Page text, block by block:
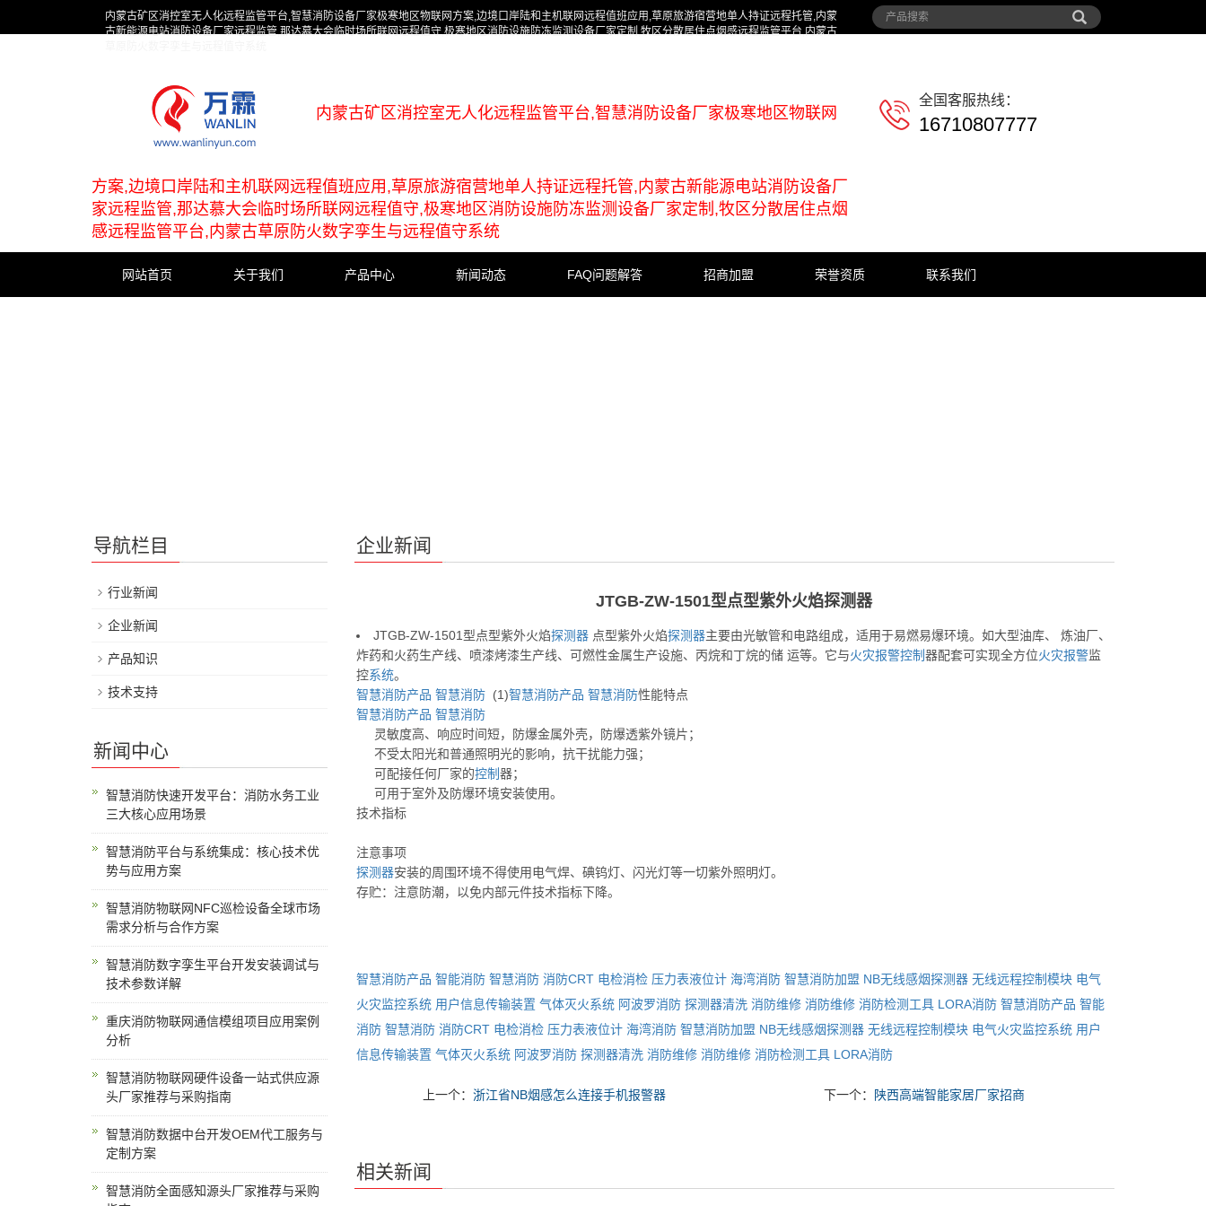
内蒙古矿区消控室无人化远程监管平台,智慧消防设备厂家极寒地区物联网方案,边境口岸陆和主机联网远程值班应用,草原旅游宿营地单人持证远程托管,内蒙
古新能源电站消防设备厂家远程监管,那达慕大会临时场所联网远程值守,极寒地区消防设施防冻监测设备厂家定制,牧区分散居住点烟感远程监管平台,内蒙古
内蒙古矿区消控室无人化远程监管平台,智慧消防设备厂家极寒地区物联网
方案,边境口岸陆和主机联网远程值班应用,草原旅游宿营地单人持证远程托管,内蒙古新能源电站消防设备厂
家远程监管,那达慕大会临时场所联网远程值守,极寒地区消防设施防冻监测设备厂家定制,牧区分散居住点烟
感远程监管平台,内蒙古草原防火数字孪生与远程值守系统
全国客服热线：
16710807777
网站首页 关于我们 产品中心 新闻动态 FAQ问题解答 招商加盟 荣誉资质 联系我们
企业新闻
JTGB-ZW-1501型点型紫外火焰探测器
JTGB-ZW-1501型点型紫外火焰探测器点型紫外火焰探测器主要由光敏管和电路组成，适用于易燃易爆环境。如大型油库、 炼油厂、
炸药和火药生产线、喷漆烤漆生产线、可燃性金属生产设施、丙烷和丁烷的储 运等。它与火灾报警控制器配套可实现全方位火灾报警监
控系统。
智慧消防产品 智慧消防(1)智慧消防产品 智慧消防性能特点
智慧消防产品 智慧消防
灵敏度高、响应时间短，防爆金属外壳，防爆透紫外镜片；
不受太阳光和普通照明光的影响，抗干扰能力强；
可配接任何厂家的控制器；
可用于室外及防爆环境安装使用。
技术指标
注意事项
探测器安装的周围环境不得使用电气焊、碘钨灯、闪光灯等一切紫外照明灯。
存贮：注意防潮，以免内部元件技术指标下降。
智慧消防产品 智能消防 智慧消防 消防CRT 电检消检 压力表液位计 海湾消防 智慧消防加盟 NB无线感烟探测器 无线远程控制模块 电气
火灾监控系统 用户信息传输装置 气体灭火系统 阿波罗消防 探测器清洗 消防维修 消防维修 消防检测工具 LORA消防 智慧消防产品 智能
消防 智慧消防 消防CRT 电检消检 压力表液位计 海湾消防 智慧消防加盟 NB无线感烟探测器 无线远程控制模块 电气火灾监控系统 用户
信息传输装置 气体灭火系统 阿波罗消防 探测器清洗 消防维修 消防维修 消防检测工具 LORA消防
上一个： 浙江省NB烟感怎么连接手机报警器 下一个： 陕西高端智能家居厂家招商
相关新闻
导航栏目
行业新闻
企业新闻
产品知识
技术支持
新闻中心
智慧消防快速开发平台：消防水务工业
三大核心应用场景
智慧消防平台与系统集成：核心技术优
势与应用方案
智慧消防物联网NFC巡检设备全球市场
需求分析与合作方案
智慧消防数字孪生平台开发安装调试与
技术参数详解
重庆消防物联网通信模组项目应用案例
分析
智慧消防物联网硬件设备一站式供应源
头厂家推荐与采购指南
智慧消防数据中台开发OEM代工服务与
定制方案
智慧消防全面感知源头厂家推荐与采购